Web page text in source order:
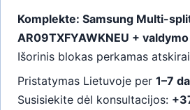
Komplekte: Samsung Multi-
AR09TXFYAWKNEU +
Išorinis blokas perkamas
Pristatymas Lietuvoje per 1–7
Susisiekite dėl konsultacijos: